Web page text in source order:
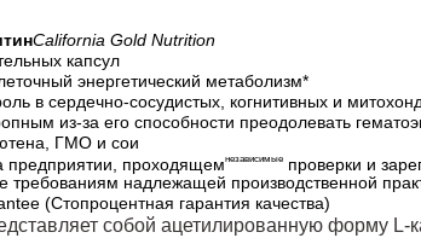
California Gold Nutrition
капсул
энергетический метаболизм*
в сердечно-сосудистых, когнитивных и
из-за его способности преодолевать
ГМО и сои
предприятии, проходящемнезависимые проверки и
требованиям надлежащей производственной
(Стопроцентная гарантия качества)
собой ацетилированную форму L-